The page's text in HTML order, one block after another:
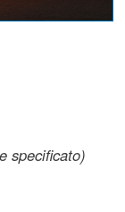
specificato)